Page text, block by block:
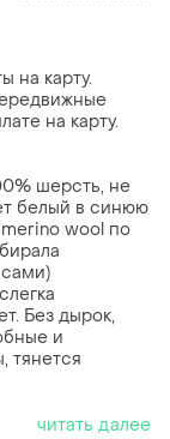
на карту.
на карту.
шерсть, не
белый в синюю
merino wool по
Без дырок,
и
тянется
читать далее